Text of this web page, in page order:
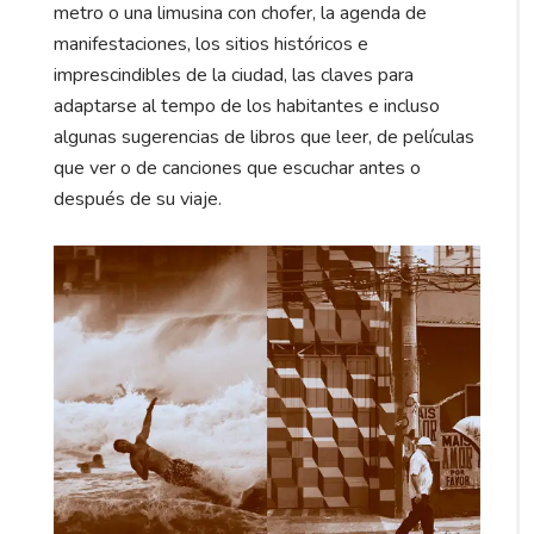
metro o una limusina con chofer, la agenda de
manifestaciones, los sitios históricos e
imprescindibles de la ciudad, las claves para
adaptarse al tempo de los habitantes e incluso
algunas sugerencias de libros que leer, de películas
que ver o de canciones que escuchar antes o
después de su viaje.